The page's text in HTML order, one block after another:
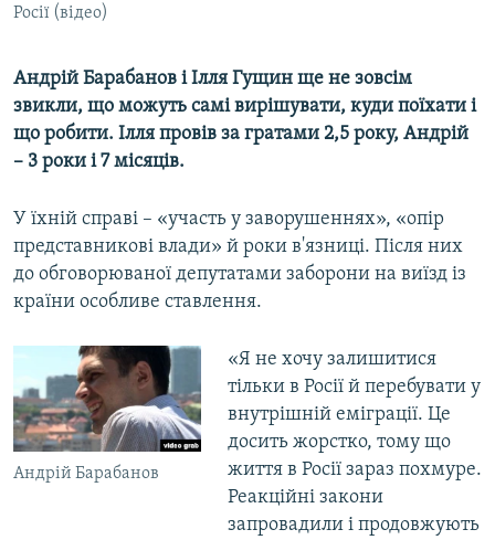
Усі сайти RFE/RL
Росії (відео)
Андрій Барабанов і Ілля Гущин ще не зовсім
звикли, що можуть самі вирішувати, куди поїхати і
що робити. Ілля провів за гратами 2,5 року, Андрій
– 3 роки і 7 місяців.
У їхній справі – «участь у заворушеннях», «опір
представникові влади» й роки в'язниці. Після них
до обговорюваної депутатами заборони на виїзд із
країни особливе ставлення.
Андрій Барабанов
«Я не хочу залишитися
тільки в Росії й перебувати у
внутрішній еміграції. Це
досить жорстко, тому що
життя в Росії зараз похмуре.
Реакційні закони
запровадили і продовжують